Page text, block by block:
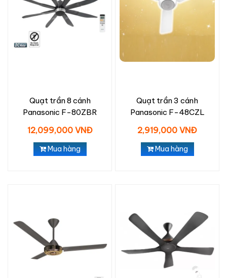
Quạt trần 8 cánh
Panasonic F-80ZBR
12,099,000 VNĐ
Mua hàng
Quạt trần 3 cánh
Panasonic F-48CZL
2,919,000 VNĐ
Mua hàng